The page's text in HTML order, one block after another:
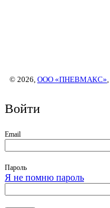
© 2026, ООО «ПНЕВМАКС»
Войти
Email
Пароль
Я не помню пароль